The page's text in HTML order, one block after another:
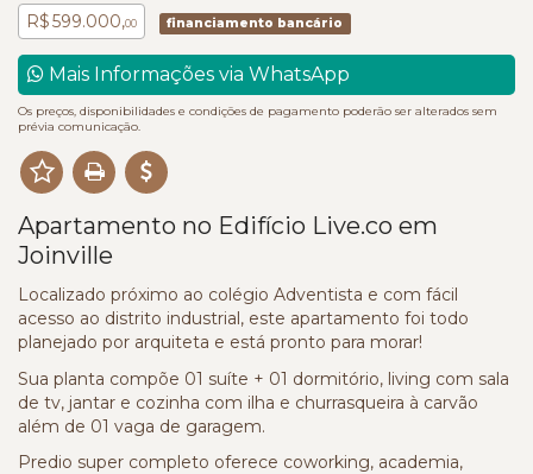
R$ 599.000,00 financiamento bancário
Mais Informações via WhatsApp
Os preços, disponibilidades e condições de pagamento poderão ser alterados sem
prévia comunicação.
Apartamento no Edifício Live.co em
Joinville
Localizado próximo ao colégio Adventista e com fácil
acesso ao distrito industrial, este apartamento foi todo
planejado por arquiteta e está pronto para morar!
Sua planta compõe 01 suíte + 01 dormitório, living com sala
de tv, jantar e cozinha com ilha e churrasqueira à carvão
além de 01 vaga de garagem.
Predio super completo oferece coworking, academia,